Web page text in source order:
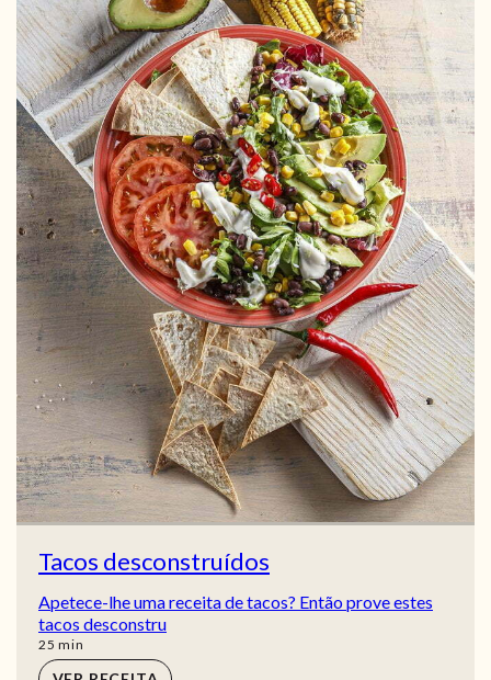
Tacos desconstruídos
Apetece-lhe uma receita de tacos? Então prove estes
tacos desconstru
25 min
min